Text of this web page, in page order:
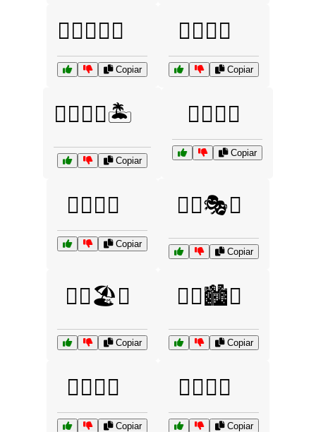
🏳️‍🌈🌟✨🎊
Copiar
🏳️‍🌈🍷🥂
Copiar
🏳️‍🌈🍹🌴🏝️
Copiar
🏳️‍🌈🎉💃
Copiar
🏳️‍🌈🎡🎢
Copiar
🏳️‍🌈🎭🎨
Copiar
🏳️‍🌈🏖️🌞
Copiar
🏳️‍🌈🏙️🌃
Copiar
🏳️‍🌈👗👔
Copiar
🏳️‍🌈📸🌟
Copiar